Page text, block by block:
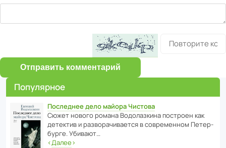
Отправить комментарий
Популярное
Последнее дело майора Чистова
Сюжет нового романа Водо­ла­з­кина пост­роен как
дете­ктив и разво­ра­чи­ва­ется в совре­менном Пете­р­
бурге. Убивают…
‹Далее›